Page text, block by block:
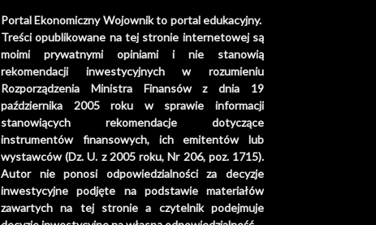
Portal Ekonomiczny Wojownik to portal edukacyjny.
Treści opublikowane na tej stronie internetowej są
moimi prywatnymi opiniami i nie stanowią
rekomendacji inwestycyjnych w rozumieniu
Rozporządzenia Ministra Finansów z dnia 19
października 2005 roku w sprawie informacji
stanowiących rekomendacje dotyczące
instrumentów finansowych, ich emitentów lub
wystawców (Dz. U. z 2005 roku, Nr 206, poz. 1715).
Autor nie ponosi odpowiedzialności za decyzje
inwestycyjne podjęte na podstawie materiałów
zawartych na tej stronie a czytelnik podejmuje